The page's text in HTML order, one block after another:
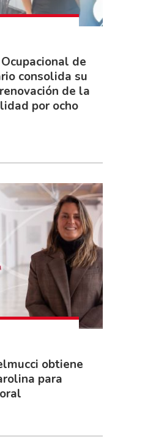
de
consolida su
de la
por ocho
obtiene
para